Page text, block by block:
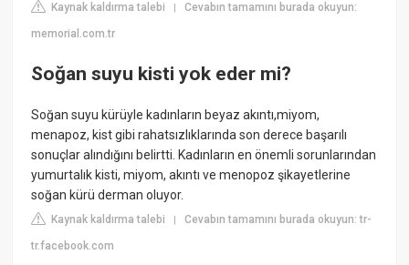
Kaynak kaldırma talebi |Cevabın tamamını burada okuyun:
memorial.com.tr
Soğan suyu kisti yok eder mi?
Soğan suyu kürüyle kadınların beyaz akıntı,miyom,
menapoz, kist gibi rahatsızlıklarında son derece başarılı
sonuçlar alındığını belirtti. Kadınların en önemli sorunlarından
yumurtalık kisti, miyom, akıntı ve menopoz şikayetlerine
soğan kürü derman oluyor.
Kaynak kaldırma talebi |Cevabın tamamını burada okuyun: tr-
tr.facebook.com